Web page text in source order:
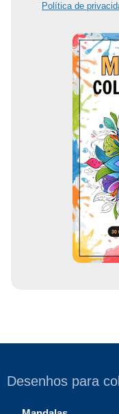
Política de
Desenhos para